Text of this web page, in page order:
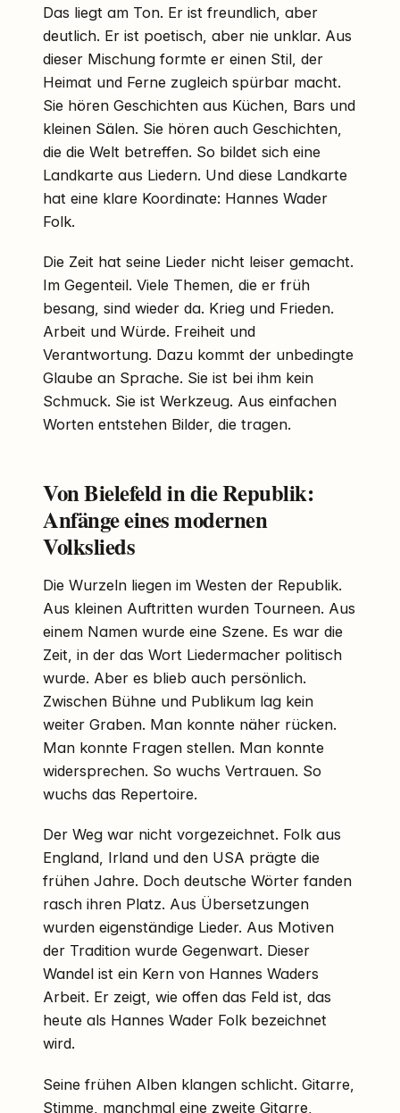
Das liegt am Ton. Er ist freundlich, aber
deutlich. Er ist poetisch, aber nie unklar. Aus
dieser Mischung formte er einen Stil, der
Heimat und Ferne zugleich spürbar macht.
Sie hören Geschichten aus Küchen, Bars und
kleinen Sälen. Sie hören auch Geschichten,
die die Welt betreffen. So bildet sich eine
Landkarte aus Liedern. Und diese Landkarte
hat eine klare Koordinate: Hannes Wader
Folk.
Die Zeit hat seine Lieder nicht leiser gemacht.
Im Gegenteil. Viele Themen, die er früh
besang, sind wieder da. Krieg und Frieden.
Arbeit und Würde. Freiheit und
Verantwortung. Dazu kommt der unbedingte
Glaube an Sprache. Sie ist bei ihm kein
Schmuck. Sie ist Werkzeug. Aus einfachen
Worten entstehen Bilder, die tragen.
Von Bielefeld in die Republik:
Anfänge eines modernen
Volkslieds
Die Wurzeln liegen im Westen der Republik.
Aus kleinen Auftritten wurden Tourneen. Aus
einem Namen wurde eine Szene. Es war die
Zeit, in der das Wort Liedermacher politisch
wurde. Aber es blieb auch persönlich.
Zwischen Bühne und Publikum lag kein
weiter Graben. Man konnte näher rücken.
Man konnte Fragen stellen. Man konnte
widersprechen. So wuchs Vertrauen. So
wuchs das Repertoire.
Der Weg war nicht vorgezeichnet. Folk aus
England, Irland und den USA prägte die
frühen Jahre. Doch deutsche Wörter fanden
rasch ihren Platz. Aus Übersetzungen
wurden eigenständige Lieder. Aus Motiven
der Tradition wurde Gegenwart. Dieser
Wandel ist ein Kern von Hannes Waders
Arbeit. Er zeigt, wie offen das Feld ist, das
heute als Hannes Wader Folk bezeichnet
wird.
Seine frühen Alben klangen schlicht. Gitarre,
Stimme, manchmal eine zweite Gitarre,